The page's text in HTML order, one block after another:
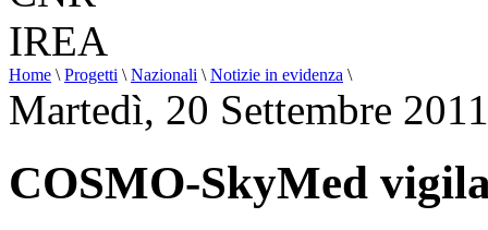
Home \ Progetti \ Nazionali \ Notizie in evidenza \
Martedì, 20 Settembre
COSMO-SkyMed